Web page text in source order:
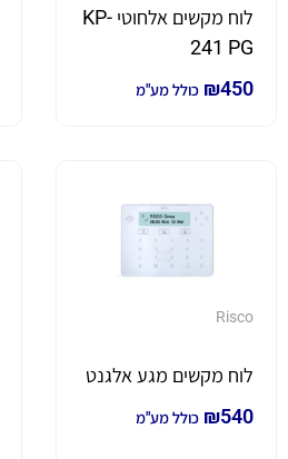
לוח מקשים אלחוטי KP-
241 PG
₪450 כולל מע"מ
Risco
לוח מקשים מגע אלגנט
₪540 כולל מע"מ